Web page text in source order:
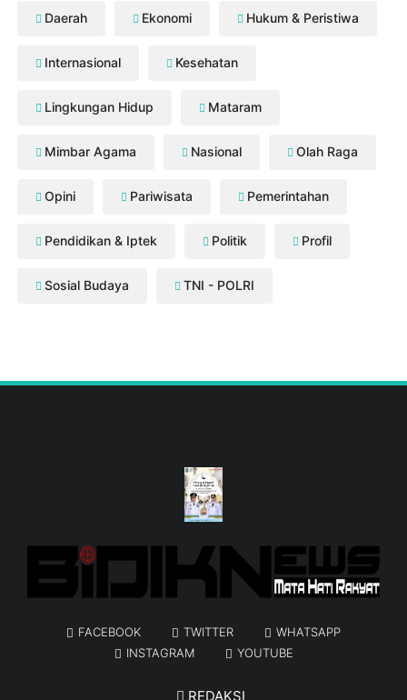
Daerah Ekonomi Hukum & Peristiwa
Internasional Kesehatan
Lingkungan Hidup Mataram
Mimbar Agama Nasional Olah Raga
Opini Pariwisata Pemerintahan
Pendidikan & Iptek Politik Profil
Sosial Budaya TNI - POLRI
FACEBOOK TWITTER
WHATSAPP
INSTAGRAM
YOUTUBE
REDAKSI